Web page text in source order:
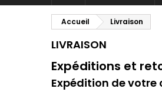
Accueil Livraison
LIVRAISON
Expéditions et
Expédition de votre